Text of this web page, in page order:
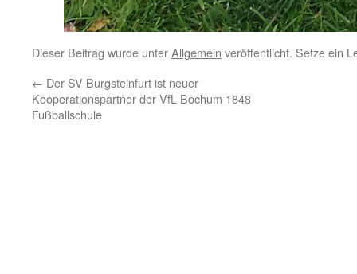
Dieser Beitrag wurde unterAllgemein veröffentlicht. Setze ein
← Der SV Burgsteinfurt ist neuer
Kooperationspartner der VfL Bochum 1848
Fußballschule